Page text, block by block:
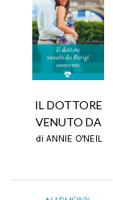
IL DOTTORE
VENUTO DA
di ANNIE O'NEIL